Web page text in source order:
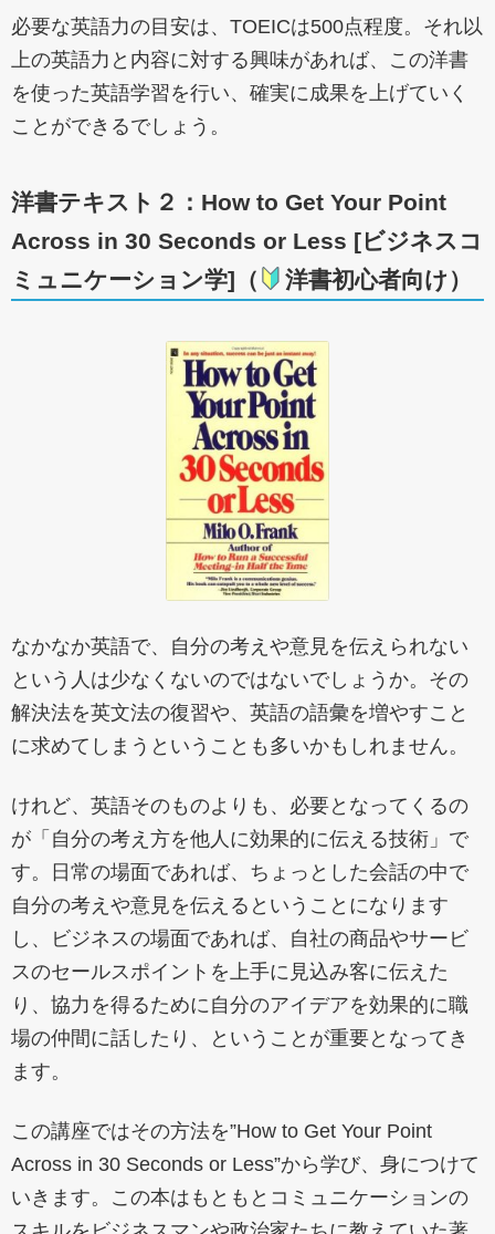
必要な英語力の目安は、TOEICは500点程度。それ以
上の英語力と内容に対する興味があれば、この洋書
を使った英語学習を行い、確実に成果を上げていく
ことができるでしょう。
洋書テキスト２：How to Get Your Point
Across in 30 Seconds or Less [ビジネスコ
ミュニケーション学]（ 洋書初心者向け）
なかなか英語で、自分の考えや意見を伝えられない
という人は少なくないのではないでしょうか。その
解決法を英文法の復習や、英語の語彙を増やすこと
に求めてしまうということも多いかもしれません。
けれど、英語そのものよりも、必要となってくるの
が「自分の考え方を他人に効果的に伝える技術」で
す。日常の場面であれば、ちょっとした会話の中で
自分の考えや意見を伝えるということになります
し、ビジネスの場面であれば、自社の商品やサービ
スのセールスポイントを上手に見込み客に伝えた
り、協力を得るために自分のアイデアを効果的に職
場の仲間に話したり、ということが重要となってき
ます。
この講座ではその方法を”How to Get Your Point
Across in 30 Seconds or Less”から学び、身につけて
いきます。この本はもともとコミュニケーションの